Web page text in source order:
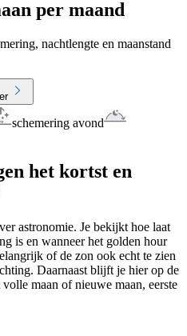
per maand
nachtlengte en maanstand
schemering avond
het kortst en
astronomie. Je bekijkt hoe laat
is en wanneer het golden hour
of de zon ook echt te zien
Daarnaast blijft je hier op de
maan of nieuwe maan, eerste